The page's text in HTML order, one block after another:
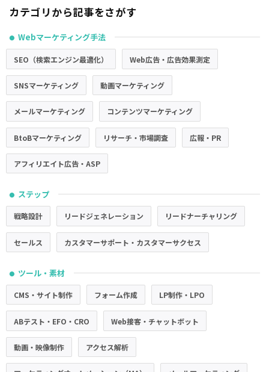
カテゴリから記事をさがす
● Webマーケティング手法
SEO（検索エンジン最適化） Web広告・広告効果測定
SNSマーケティング 動画マーケティング
メールマーケティング コンテンツマーケティング
BtoBマーケティング リサーチ・市場調査 広報・PR
アフィリエイト広告・ASP
● ステップ
戦略設計 リードジェネレーション リードナーチャリング
セールス カスタマーサポート・カスタマーサクセス
● ツール・素材
CMS・サイト制作 フォーム作成 LP制作・LPO
ABテスト・EFO・CRO Web接客・チャットボット
動画・映像制作 アクセス解析